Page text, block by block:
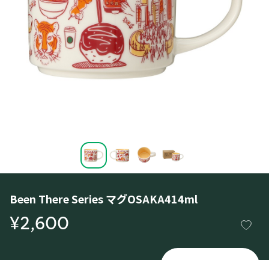
Been There Series マグOSAKA414ml
¥2,600